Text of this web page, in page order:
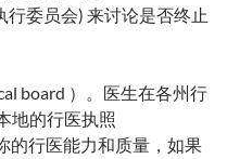
行委员会) 来讨论是否终止
board ）。医生在各州行
地的行医执照
的行医能力和质量，如果